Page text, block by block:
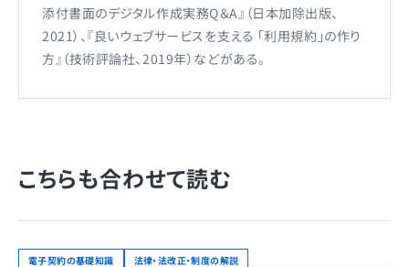
添付書面のデジタル作成実務Q＆A』（日本加除出版、
2021）、『良いウェブサービスを支える 「利用規約」の作り
方』（技術評論社、2019年）などがある。
こちらも合わせて読む
電子契約の基礎知識 法律・法改正・制度の解説